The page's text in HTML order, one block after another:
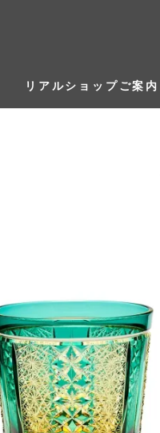
リアルショップご案内